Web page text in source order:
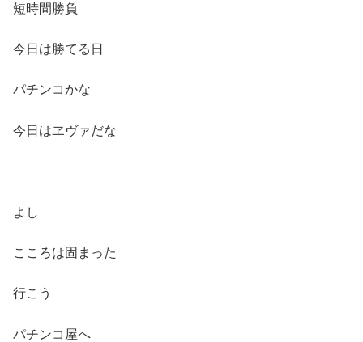
短時間勝負
今日は勝てる日
パチンコかな
今日はヱヴァだな
よし
こころは固まった
行こう
パチンコ屋へ